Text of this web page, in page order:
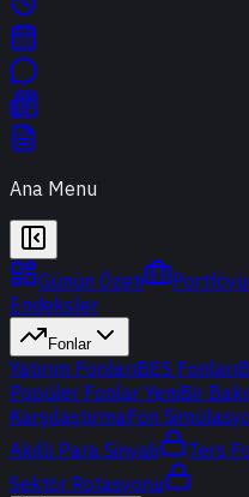
Ana Menu
Günün Özeti
Endeksler
Fonlar
Yatırım FonlarıBES Fonları
Popüler Fonlar YeniBir
KarşılaştırmaFon
Akıllı Para Sinyali
Ters
Sektör Rotasyonu